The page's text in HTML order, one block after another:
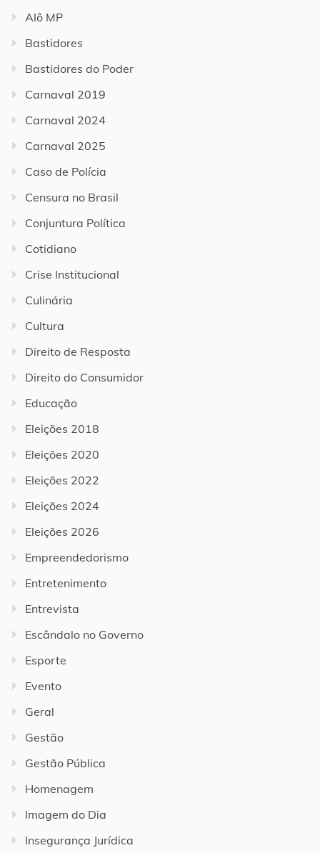
Alô MP
Bastidores
Bastidores do Poder
Carnaval 2019
Carnaval 2024
Carnaval 2025
Caso de Polícia
Censura no Brasil
Conjuntura Política
Cotidiano
Crise Institucional
Culinária
Cultura
Direito de Resposta
Direito do Consumidor
Educação
Eleições 2018
Eleições 2020
Eleições 2022
Eleições 2024
Eleições 2026
Empreendedorismo
Entretenimento
Entrevista
Escândalo no Governo
Esporte
Evento
Geral
Gestão
Gestão Pública
Homenagem
Imagem do Dia
Insegurança Jurídica